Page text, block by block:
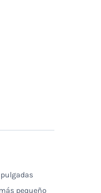
pequeño